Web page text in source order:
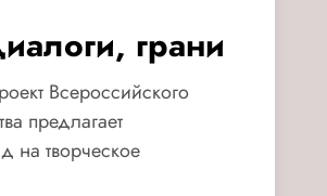
грани
Всероссийского
предлагает
на творческое